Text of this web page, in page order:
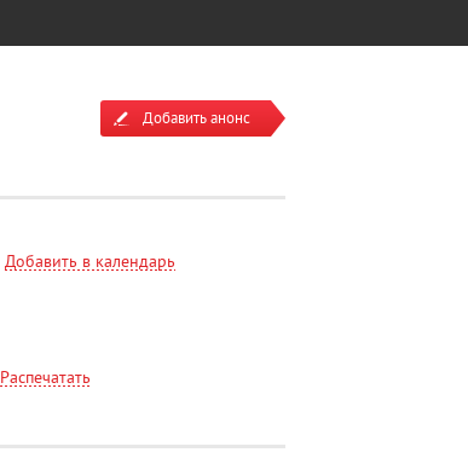
Добавить анонс
Добавить в календарь
Распечатать